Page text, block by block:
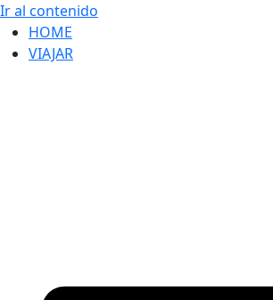
Ir al contenido
HOME
VIAJAR